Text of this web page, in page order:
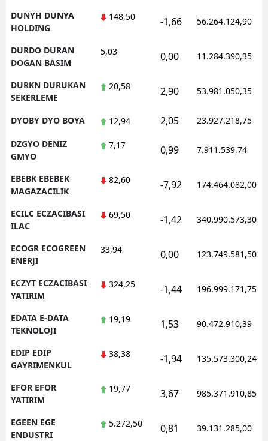
DUNYH DUNYA
HOLDING
148,50 -1,66 56.264.124,90
DURDO DURAN
DOGAN BASIM
5,03 0,00 11.284.390,35
DURKN DURUKAN
SEKERLEME
20,58 2,90 53.981.050,35
DYOBY DYO BOYA 12,94 2,05 23.927.218,75
DZGYO DENIZ
GMYO
7,17 0,99 7.911.539,74
EBEBK EBEBEK
MAGAZACILIK
82,60 -7,92 174.464.082,00
ECILC ECZACIBASI
ILAC
69,50 -1,42 340.990.573,30
ECOGR ECOGREEN
ENERJI
33,94 0,00 123.749.581,50
ECZYT ECZACIBASI
YATIRIM
324,25 -1,44 196.999.171,75
EDATA E-DATA
TEKNOLOJI
19,19 1,53 90.472.910,39
EDIP EDIP
GAYRIMENKUL
38,38 -1,94 135.573.300,24
EFOR EFOR
YATIRIM
19,77 3,67 985.371.910,85
EGEEN EGE
ENDUSTRI
5.272,50 0,81 39.131.285,00